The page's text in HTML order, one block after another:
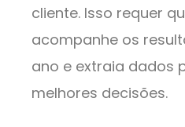
cliente. Isso requer
acompanhe os
ano e extraia dados
melhores decisões.